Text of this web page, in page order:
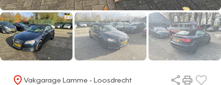
Vakgarage Lamme - Loosdrecht